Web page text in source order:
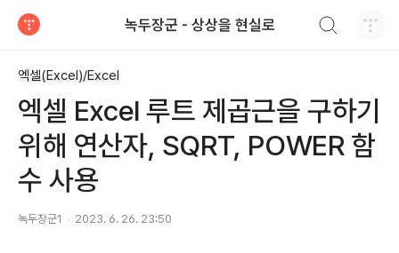
녹두장군 - 상상을 현실로
엑셀(Excel)/Excel
엑셀 Excel 루트 제곱근을 구하기
위해 연산자, SQRT, POWER 함
수 사용
녹두장군1 2023. 6. 26. 23:50